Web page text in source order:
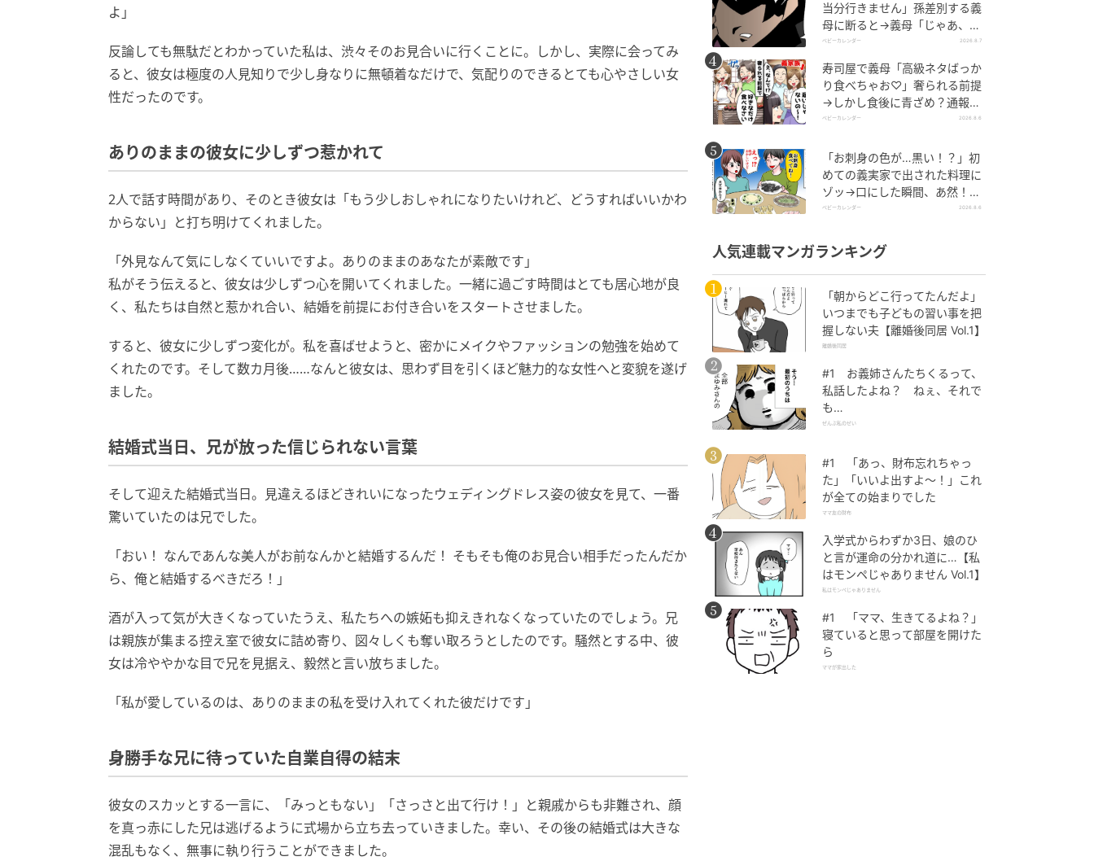
よ」
反論しても無駄だとわかっていた私は、渋々そのお見合いに行くことに。しかし、実際に会ってみ
ると、彼女は極度の人見知りで少し身なりに無頓着なだけで、気配りのできるとても心やさしい女
性だったのです。
ありのままの彼女に少しずつ惹かれて
2人で話す時間があり、そのとき彼女は「もう少しおしゃれになりたいけれど、どうすればいいかわ
からない」と打ち明けてくれました。
「外見なんて気にしなくていいですよ。ありのままのあなたが素敵です」
私がそう伝えると、彼女は少しずつ心を開いてくれました。一緒に過ごす時間はとても居心地が良
く、私たちは自然と惹かれ合い、結婚を前提にお付き合いをスタートさせました。
すると、彼女に少しずつ変化が。私を喜ばせようと、密かにメイクやファッションの勉強を始めて
くれたのです。そして数カ月後……なんと彼女は、思わず目を引くほど魅力的な女性へと変貌を遂げ
ました。
結婚式当日、兄が放った信じられない言葉
そして迎えた結婚式当日。見違えるほどきれいになったウェディングドレス姿の彼女を見て、一番
驚いていたのは兄でした。
「おい！ なんであんな美人がお前なんかと結婚するんだ！ そもそも俺のお見合い相手だったんだか
ら、俺と結婚するべきだろ！」
酒が入って気が大きくなっていたうえ、私たちへの嫉妬も抑えきれなくなっていたのでしょう。兄
は親族が集まる控え室で彼女に詰め寄り、図々しくも奪い取ろうとしたのです。騒然とする中、彼
女は冷ややかな目で兄を見据え、毅然と言い放ちました。
「私が愛しているのは、ありのままの私を受け入れてくれた彼だけです」
身勝手な兄に待っていた自業自得の結末
彼女のスカッとする一言に、「みっともない」「さっさと出て行け！」と親戚からも非難され、顔
を真っ赤にした兄は逃げるように式場から立ち去っていきました。幸い、その後の結婚式は大きな
混乱もなく、無事に執り行うことができました。
当分行きません」孫差別する義
母に断ると→義母「じゃあ、私
は…」妻絶句＜こどおじ義兄＞
ベビーカレンダー 2026.8.7
寿司屋で義母「高級ネタばっか
り食べちゃお♡」奢られる前提
→しかし食後に青ざめ？通報さ
れ警察沙汰！
ベビーカレンダー 2026.8.6
「お刺身の色が…黒い！？」初
めての義実家で出された料理に
ゾッ→口にした瞬間、あ然！刺
身の正体は
ベビーカレンダー 2026.8.6
人気連載マンガランキング
「朝からどこ行ってたんだよ」
いつまでも子どもの習い事を把
握しない夫【離婚後同居 Vol.1】
離婚後同居
#1 お義姉さんたちくるって、
私話したよね？ ねぇ、それで
も…
ぜんぶ私のせい
#1 「あっ、財布忘れちゃっ
た」「いいよ出すよ〜！」これ
が全ての始まりでした
ママ友の財布
入学式からわずか3日、娘のひ
と言が運命の分かれ道に…【私
はモンペじゃありません Vol.1】
私はモンペじゃありません
#1 「ママ、生きてるよね？」
寝ていると思って部屋を開けた
ら
ママが家出した